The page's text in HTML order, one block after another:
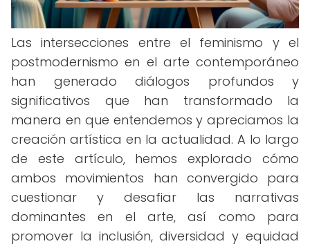
Las intersecciones entre el feminismo y el
postmodernismo en el arte contemporáneo
han generado diálogos profundos y
significativos que han transformado la
manera en que entendemos y apreciamos la
creación artística en la actualidad. A lo largo
de este artículo, hemos explorado cómo
ambos movimientos han convergido para
cuestionar y desafiar las narrativas
dominantes en el arte, así como para
promover la inclusión, diversidad y equidad